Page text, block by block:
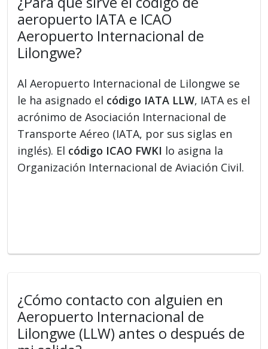
aeropuerto IATA e ICAO
Aeropuerto Internacional de
Lilongwe?
Al Aeropuerto Internacional de Lilongwe se
le ha asignado el código IATA LLW, IATA es el
acrónimo de Asociación Internacional de
Transporte Aéreo (IATA, por sus siglas en
inglés). El código ICAO FWKI lo asigna la
Organización Internacional de Aviación Civil.
¿Cómo contacto con alguien en
Aeropuerto Internacional de
Lilongwe (LLW) antes o después de